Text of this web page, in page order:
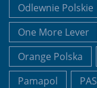
Odlewnie Polskie
One More Lever
Orange Polska
Pamapol
PAS